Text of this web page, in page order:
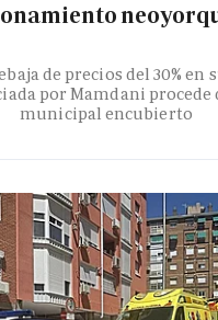
de precios del 30% en
por Mamdani procede
municipal encubierto